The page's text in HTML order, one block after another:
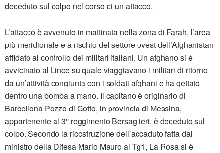
deceduto sul colpo nel corso di un attacco.
L’attacco è avvenuto in mattinata nella zona di Farah, l’area
più meridionale e a rischio del settore ovest dell’Afghanistan
affidato al controllo dei militari italiani. Un afghano si è
avvicinato al Lince su quale viaggiavano i militari di ritorno
da un’attività congiunta con i soldati afghani e ha gettato
dentro una bomba a mano. Il capitano è originario di
Barcellona Pozzo di Gotto, in provincia di Messina,
appartenente al 3° reggimento Bersaglieri, è deceduto sul
colpo. Secondo la ricostruzione dell’accaduto fatta dal
ministro della Difesa Mario Mauro al Tg1, La Rosa si è